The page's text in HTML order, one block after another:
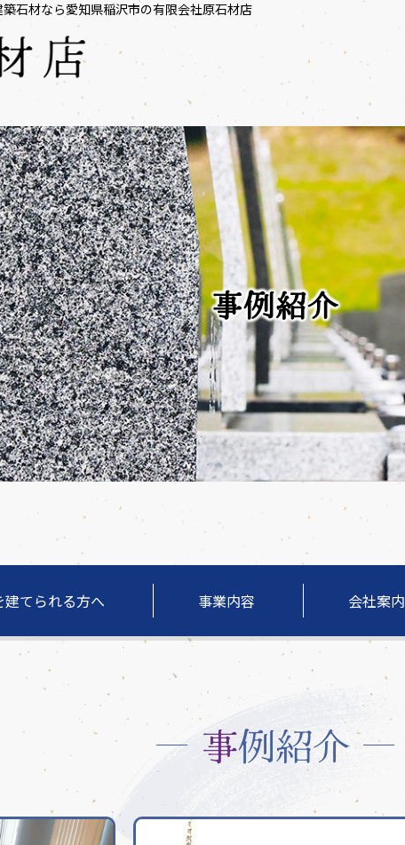
石材なら愛知県稲沢市の有限会社原石材店
事例紹介
てられる方へ 事業内容 会社案内
事例紹介